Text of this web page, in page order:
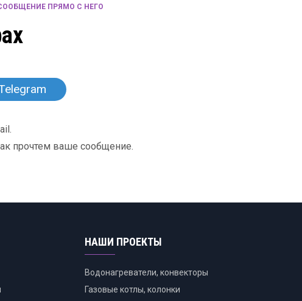
ПРЯМО С НЕГО
прочтем ваше сообщение.
НАШИ ПРОЕКТЫ
Водонагреватели, конвекторы
Газовые котлы, колонки